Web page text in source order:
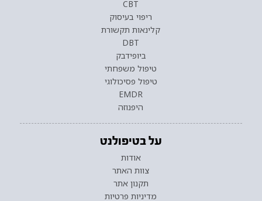
CBT
ריפוי בעיסוק
קלינאות תקשורת
DBT
ביופידבק
טיפול משפחתי
טיפול פסיכולוגי
EMDR
היפנוזה
על בטיפולנט
אודות
צוות האתר
תקנון אתר
מדיניות פרטיות